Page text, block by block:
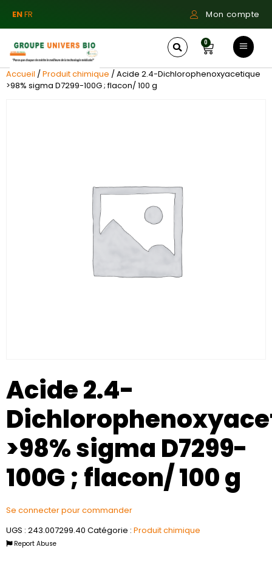
ENFR Mon compte
0
Accueil /Produit chimique / Acide 2.4-Dichlorophenoxyacetique
>98% sigma D7299-100G ; flacon/ 100 g
Acide 2.4-
>98% sigma D7299-
100G ; flacon/ 100 g
Se connecter pour commander
UGS : 243.007299.40 Catégorie : Produit chimique
Report Abuse